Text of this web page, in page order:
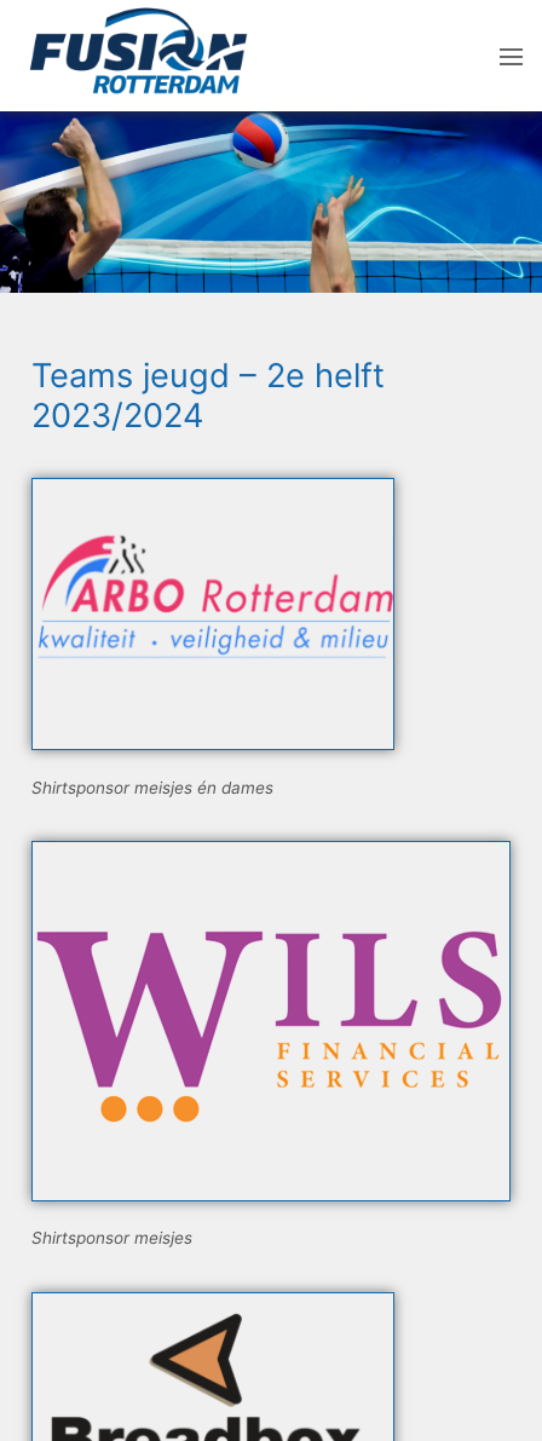
Teams jeugd – 2e helft
2023/2024
Shirtsponsor meisjes én dames
Shirtsponsor meisjes